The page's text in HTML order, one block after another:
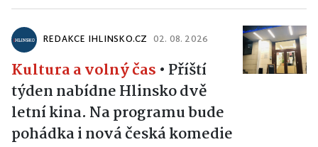
REDAKCE IHLINSKO.CZ 02. 08. 2026
Kultura a volný čas • Příští
týden nabídne Hlinsko dvě
letní kina. Na programu bude
pohádka i nová česká komedie